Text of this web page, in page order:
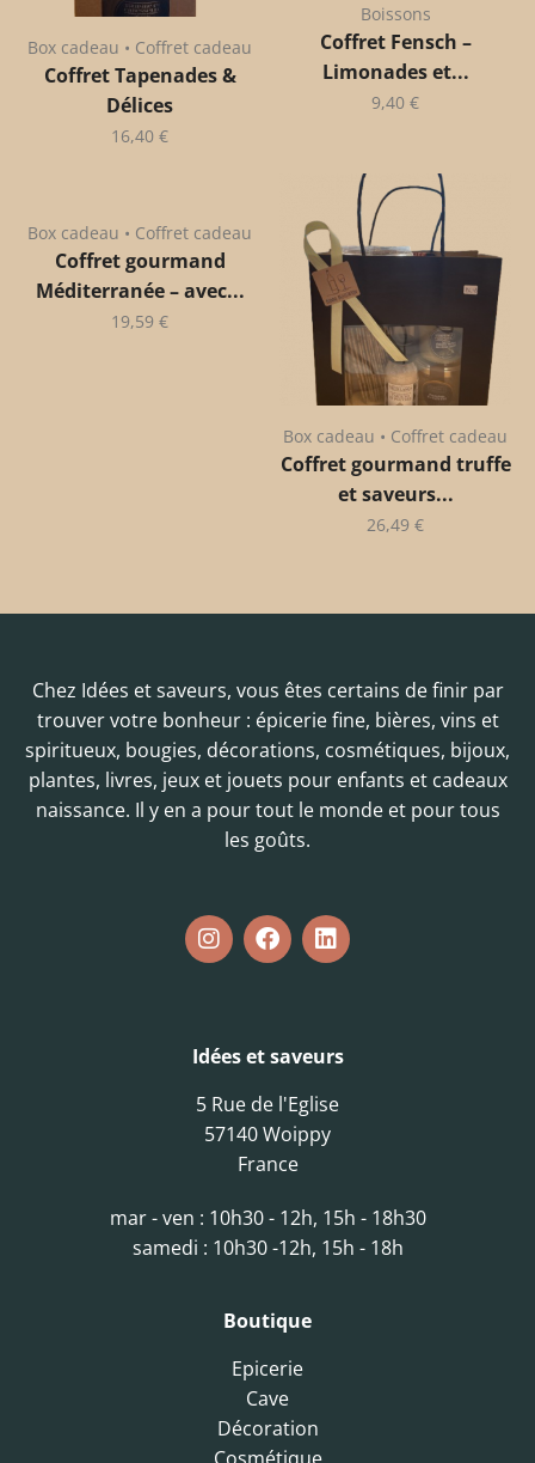
Box cadeau • Coffret cadeau
Coffret Tapenades &
Délices
16,40 €
Boissons
Coffret Fensch –
Limonades et...
9,40 €
Box cadeau • Coffret cadeau
Coffret gourmand
Méditerranée – avec...
19,59 €
Box cadeau • Coffret cadeau
Coffret gourmand truffe
et saveurs...
26,49 €
Chez Idées et saveurs, vous êtes certains de finir par
trouver votre bonheur : épicerie fine, bières, vins et
spiritueux, bougies, décorations, cosmétiques, bijoux,
plantes, livres, jeux et jouets pour enfants et cadeaux
naissance. Il y en a pour tout le monde et pour tous
les goûts.
Idées et saveurs
5 Rue de l'Eglise
57140 Woippy
France
mar - ven : 10h30 - 12h, 15h - 18h30
samedi : 10h30 -12h, 15h - 18h
Boutique
Epicerie
Cave
Décoration